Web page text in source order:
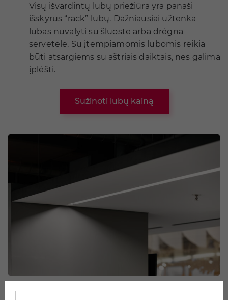
Visų išvardintų lubų priežiūra yra panaši
išskyrus “rack” lubų. Dažniausiai užtenka
lubas nuvalyti su šluoste arba drėgna
servetėle. Su įtempiamomis lubomis reikia
būti atsargiems su aštriais daiktais, nes galima
įplėšti.
Sužinoti lubų kainą